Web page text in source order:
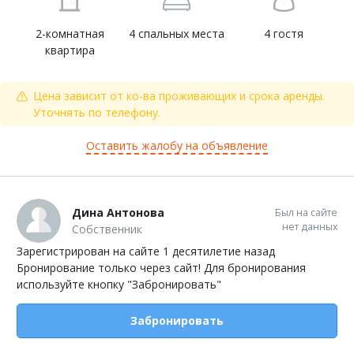
2-комнатная
квартира
4 спальных места 4 гостя
Цена зависит от ко-ва проживающих и срока аренды.
Уточнять по телефону.
Оставить жалобу на объявление
Дина Антонова
Собственник
Был на сайте
нет данных
Зарегистрирован на сайте 1 десятилетие назад
Бронирование только через сайт! Для бронирования
используйте кнопку "Забронировать"
Забронировать